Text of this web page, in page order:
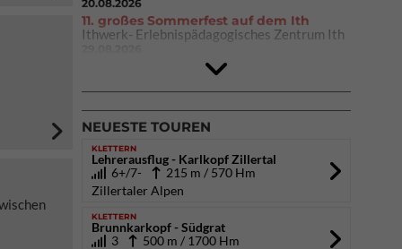
20.08.2026
11. großes Sommerfest auf dem Ith
Ithwerk- Erlebnispädagogisches Zentrum Ith
DAV Kletter- & Boulderzentrum München
Süd (Thalkirchen)
NEUESTE TOUREN
KLETTERN
Lehrerausflug - Karlkopf Zillertal
6+/7-
215 m / 570 Hm
Zillertaler Alpen
KLETTERN
Brunnkarkopf - Südgrat
3
500 m / 1700 Hm